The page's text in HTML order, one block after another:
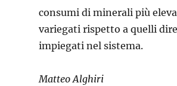
consumi di minerali più
variegati rispetto a quelli
impiegati nel sistema.
Matteo Alghiri